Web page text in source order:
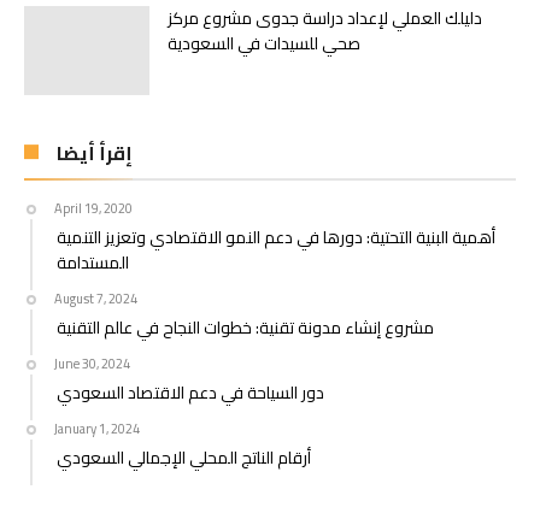
دليلك العملي لإعداد دراسة جدوى مشروع مركز
صحي للسيدات في السعودية
إقرأ أيضا
April 19, 2020
أهمية البنية التحتية: دورها في دعم النمو الاقتصادي وتعزيز التنمية
المستدامة
August 7, 2024
مشروع إنشاء مدونة تقنية: خطوات النجاح في عالم التقنية
June 30, 2024
دور السياحة في دعم الاقتصاد السعودي
January 1, 2024
أرقام الناتج المحلي الإجمالي السعودي